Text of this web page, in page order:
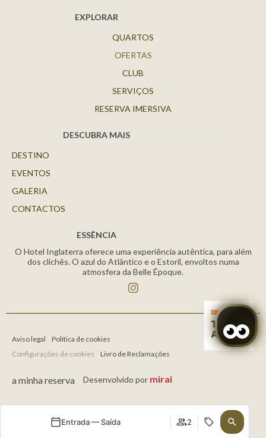
Entrada — Saída 2
EXPLORAR
QUARTOS
OFERTAS
CLUB
SERVIÇOS
RESERVA IMERSIVA
DESCUBRA MAIS
DESTINO
EVENTOS
GALERIA
CONTACTOS
ESSÊNCIA
O Hotel Inglaterra oferece uma experiência autêntica, para além
dos clichês. O azul do Atlântico e o Estoril, envoltos numa
atmosfera da Belle Époque.
Aviso legal
Política de cookies
Configurações de cookies
Livro de Reclamações
a minha reserva Desenvolvido por mirai